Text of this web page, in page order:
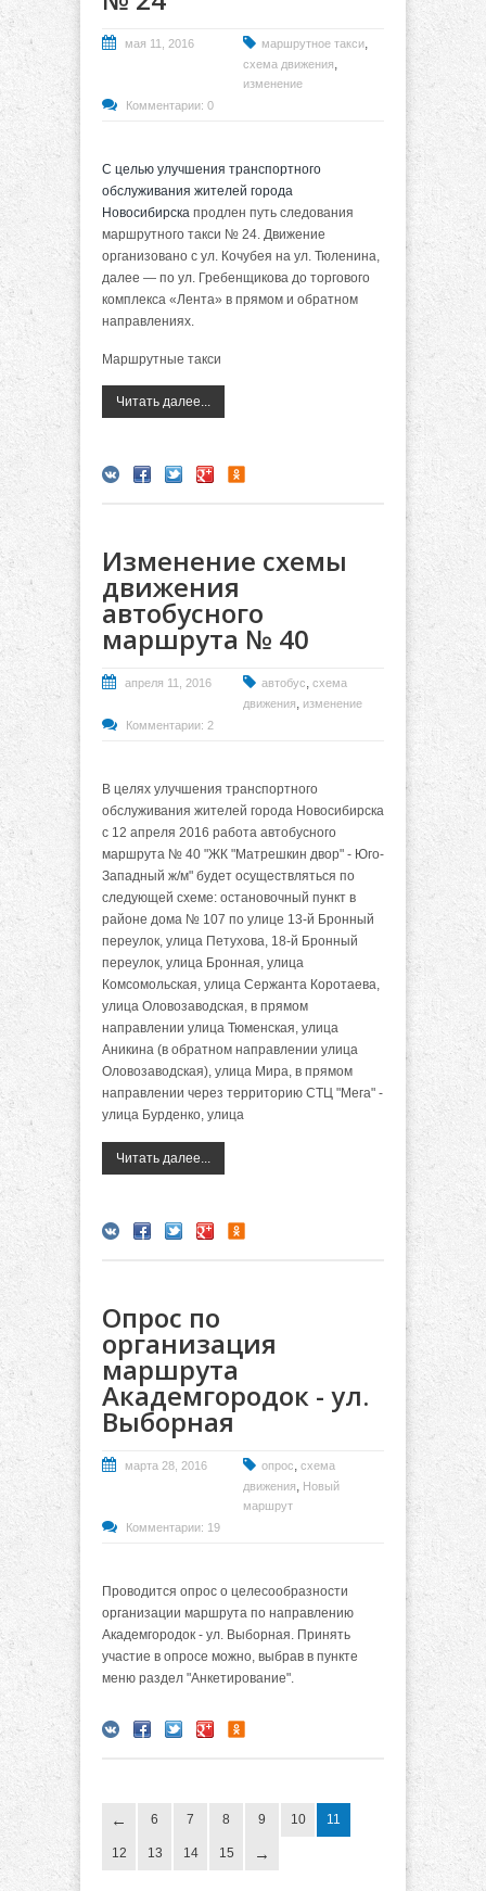
мая 11, 2016 маршрутное такси,
схема движения,
изменение
Комментарии: 0
С целью улучшения транспортного
обслуживания жителей города
Новосибирска продлен путь следования
маршрутного такси № 24. Движение
организовано с ул. Кочубея на ул. Тюленина,
далее — по ул. Гребенщикова до торгового
комплекса «Лента» в прямом и обратном
направлениях.
Маршрутные такси
Читать далее...
Изменение схемы
движения
автобусного
маршрута № 40
апреля 11, 2016 автобус, схема
движения, изменение
Комментарии: 2
В целях улучшения транспортного
обслуживания жителей города Новосибирска
с 12 апреля 2016 работа автобусного
маршрута № 40 "ЖК "Матрешкин двор" - Юго-
Западный ж/м" будет осуществляться по
следующей схеме: остановочный пункт в
районе дома № 107 по улице 13-й Бронный
переулок, улица Петухова, 18-й Бронный
переулок, улица Бронная, улица
Комсомольская, улица Сержанта Коротаева,
улица Оловозаводская, в прямом
направлении улица Тюменская, улица
Аникина (в обратном направлении улица
Оловозаводская), улица Мира, в прямом
направлении через территорию СТЦ "Мега" -
улица Бурденко, улица
Читать далее...
Опрос по
организация
маршрута
Академгородок - ул.
Выборная
марта 28, 2016 опрос схема
движения
Новый
маршрут
Комментарии: 19
Проводится опрос о целесообразности
организации маршрута по направлению
Академгородок - ул. Выборная. Принять
участие в опросе можно, выбрав в пункте
меню раздел "Анкетирование".
6 7 8 9 10 11
12 13 14 15